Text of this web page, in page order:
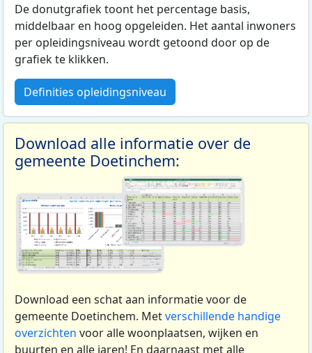
De donutgrafiek toont het percentage basis,
middelbaar en hoog opgeleiden. Het aantal inwoners
per opleidingsniveau wordt getoond door op de
grafiek te klikken.
Definities opleidingsniveau
Download alle informatie over de
gemeente Doetinchem:
Download een schat aan informatie voor de
gemeente Doetinchem. Metverschillende handige
overzichten voor alle woonplaatsen, wijken en
buurten en alle jaren! En daarnaast met alle